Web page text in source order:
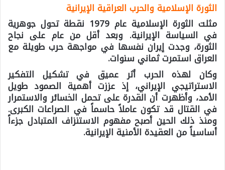
الثورة الإسلامية والحرب العراقية الإيرانية
مثلت الثورة الإسلامية عام 1979 نقطة تحول جوهرية
في السياسة الإيرانية. وبعد أقل من عام على نجاح
الثورة، وجدت إيران نفسها في مواجهة حرب طويلة مع
العراق استمرت ثماني سنوات.
وكان لهذه الحرب أثر عميق في تشكيل التفكير
الاستراتيجي الإيراني، إذ عززت أهمية الصمود طويل
الأمد، وأظهرت أن القدرة على تحمل الخسائر والاستمرار
في القتال قد تكون عاملاً حاسماً في الصراعات الكبرى.
ومنذ ذلك الحين أصبح مفهوم الاستنزاف المتبادل جزءاً
أساسياً من العقيدة الأمنية الإيرانية.